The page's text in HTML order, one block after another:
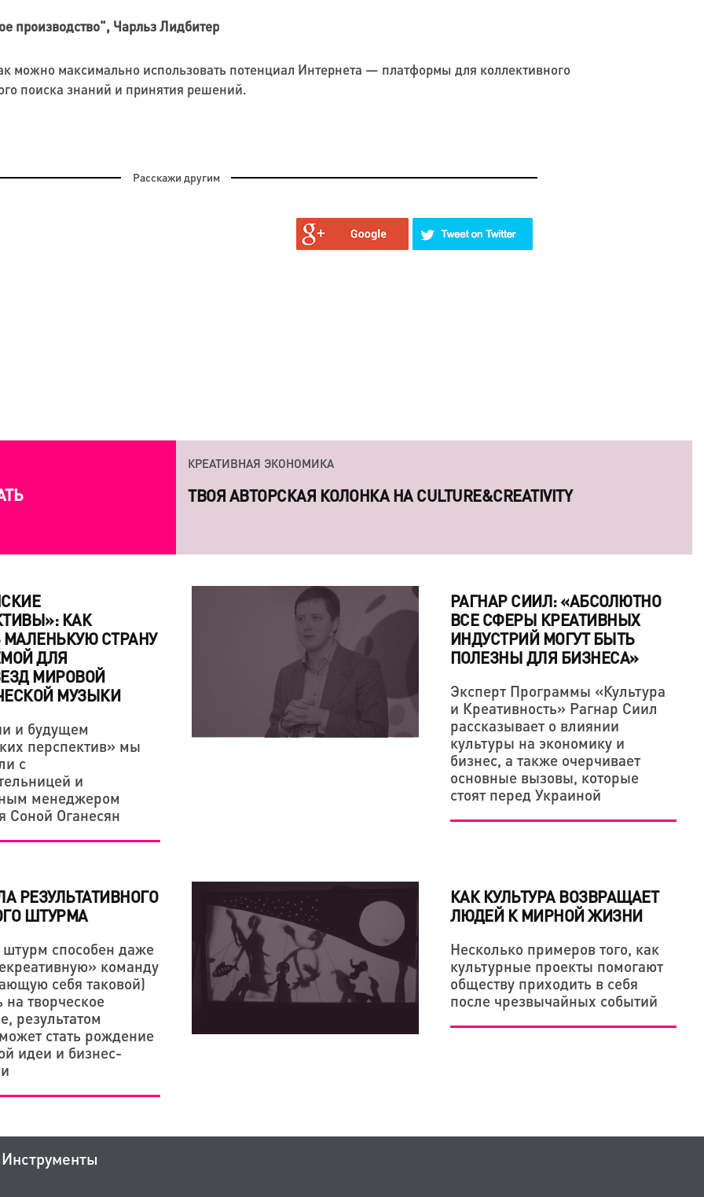
производство", Чарльз Лидбитер
можно максимально использовать потенциал Интернета — платформы для коллективного
поиска знаний и принятия решений.
Расскажи другим
КРЕАТИВНАЯ ЭКОНОМИКА
«СЕРГЕЙ ПАРАДЖАНОВ ОДНАЖДЫ ПООБЕЩАЛ ОТОМСТИТЬ МИРУ
ЛЮБОВЬЮ — НАША ТВОРЧЕСКАЯ ПОЗИЦИЯ ТОЖЕ ДЕРЖИТСЯ НА
КРЕАТИВНАЯ ЭКОНОМИКА
ТВОЯ АВТОРСКАЯ КОЛОНКА НА CULTURE&CREATIVITY
КРЕАТИВНАЯ ЭКОНОМИКА
7 КНИГ, КОТОРЫЕ СПОСОБНЫ ЗАВОЕВАТЬ СЕРДЦА КРЕАТИВНЫХ
КАК
МАЛЕНЬКУЮ СТРАНУ
ДЛЯ
МИРОВОЙ
МУЗЫКИ
и будущем
перспектив» мы
с
и
менеджером
Соной Оганесян
РАГНАР СИИЛ: «АБСОЛЮТНО
ВСЕ СФЕРЫ КРЕАТИВНЫХ
ИНДУСТРИЙ МОГУТ БЫТЬ
ПОЛЕЗНЫ ДЛЯ БИЗНЕСА»
Эксперт Программы «Культура
и Креативность» Рагнар Сиил
рассказывает о влиянии
культуры на экономику и
бизнес, а также очерчивает
основные вызовы, которые
стоят перед Украиной
РЕЗУЛЬТАТИВНОГО
ШТУРМА
штурм способен даже
команду
себя таковой)
на творческое
результатом
стать рождение
идеи и бизнес-
КАК КУЛЬТУРА ВОЗВРАЩАЕТ
ЛЮДЕЙ К МИРНОЙ ЖИЗНИ
Несколько примеров того, как
культурные проекты помогают
обществу приходить в себя
после чрезвычайных событий
Инструменты